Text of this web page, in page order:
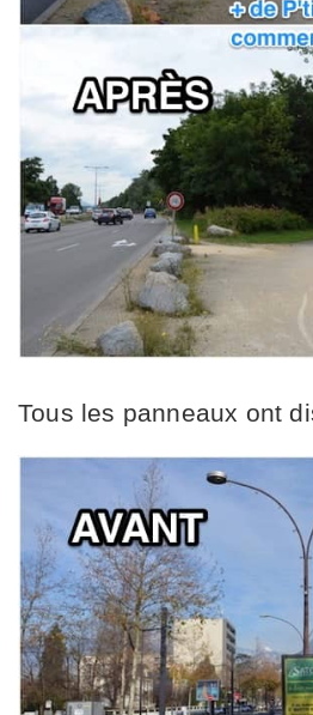
Tous les panneaux ont